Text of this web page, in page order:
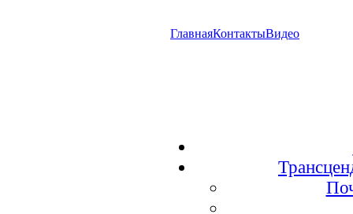
ГлавнаяКонтактыВидео